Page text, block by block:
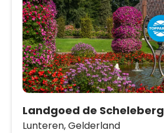
Landgoed de Scheleberg
Lunteren,Gelderland